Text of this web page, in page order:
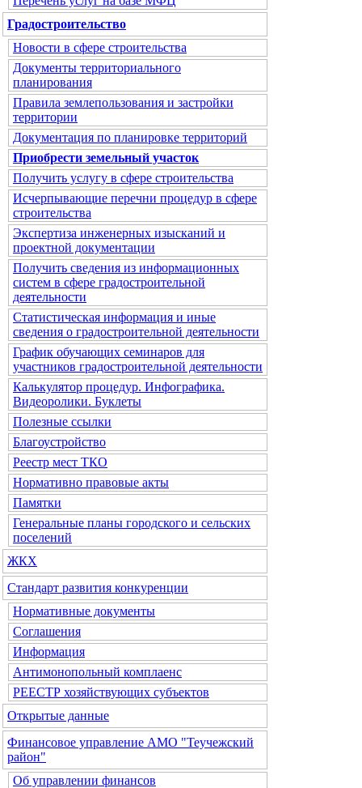
Градостроительство
Новости в сфере строительства
Документы территориального
планирования
Правила землепользования и застройки
территории
Документация по планировке территорий
Приобрести земельный участок
Получить услугу в сфере строительства
Исчерпывающие перечни процедур в сфере
строительства
Экспертиза инженерных изысканий и
проектной документации
Получить сведения из информационных
систем в сфере градостроительной
деятельности
Статистическая информация и иные
сведения о градостроительной деятельности
График обучающих семинаров для
участников градостроительной деятельности
Калькулятор процедур. Инфографика.
Видеоролики. Буклеты
Полезные ссылки
Благоустройство
Реестр мест ТКО
Нормативно правовые акты
Памятки
Генеральные планы городского и сельских
поселений
ЖКХ
Стандарт развития конкуренции
Нормативные документы
Соглашения
Информация
Антимонопольный комплаенс
РЕЕСТР хозяйствующих субъектов
Открытые данные
Финансовое управление АМО "Теучежский
район"
Об управлении финансов